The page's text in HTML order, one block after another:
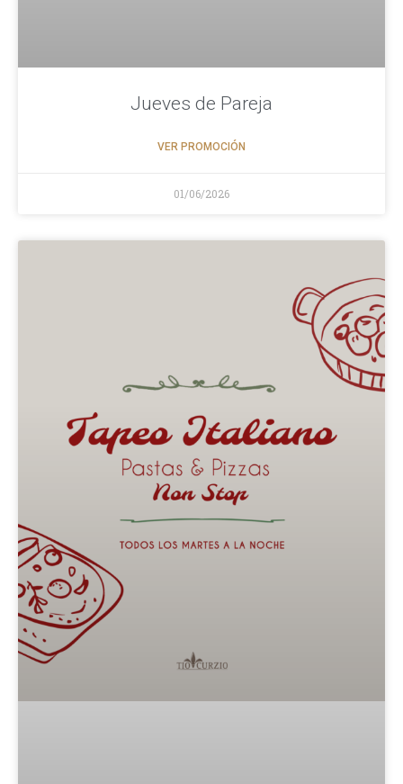
Jueves de Pareja
VER PROMOCIÓN
01/06/2026